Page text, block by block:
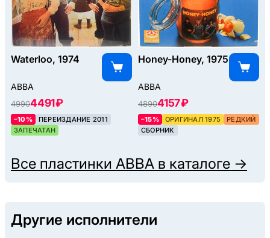
Waterloo, 1974
ABBA
49904491 ₽
–10%
ПЕРЕИЗДАНИЕ 2011
ЗАПЕЧАТАН
Honey-Honey, 1975
ABBA
48904157 ₽
–15% ОРИГИНАЛ 1975
РЕДКИЙ
СБОРНИК
Все пластинки ABBA в каталоге →
Другие исполнители